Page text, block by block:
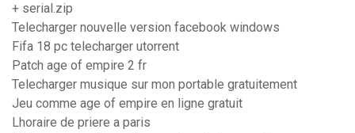
+ serial.zip
Telecharger nouvelle version facebook windows
Fifa 18 pc telecharger utorrent
Patch age of empire 2 fr
Telecharger musique sur mon portable gratuitement
Jeu comme age of empire en ligne gratuit
Lhoraire de priere a paris